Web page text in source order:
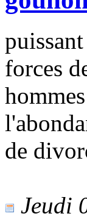
forces
de
Jeudi